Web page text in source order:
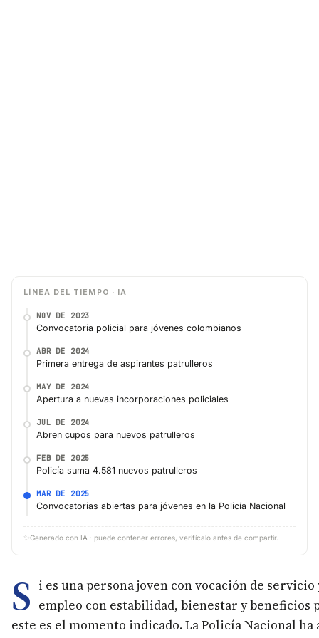
LÍNEA DEL TIEMPO · IA
NOV DE 2023
Convocatoria policial para jóvenes colombianos
ABR DE 2024
Primera entrega de aspirantes patrulleros
MAY DE 2024
Apertura a nuevas incorporaciones policiales
JUL DE 2024
Abren cupos para nuevos patrulleros
FEB DE 2025
Policía suma 4.581 nuevos patrulleros
MAR DE 2025
Convocatorias abiertas para jóvenes en la Policía Nacional
✨ Generado con IA · puede contener errores, verifícalo antes de compartir.
S i es una persona joven con vocación de servicio
empleo con estabilidad, bienestar y beneficios
este es el momento indicado. La Policía Nacional